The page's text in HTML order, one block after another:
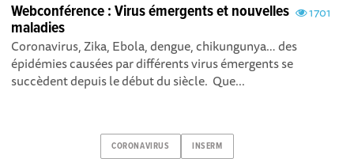
1701
Webconférence : Virus émergents et nouvelles
maladies
Coronavirus, Zika, Ebola, dengue, chikungunya… des
épidémies causées par différents virus émergents se
succèdent depuis le début du siècle. Que...
CORONAVIRUS INSERM